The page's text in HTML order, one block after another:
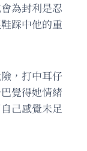
為封利是忍
踩中他的重
，打中耳仔
覺得她情緒
己感覺未足